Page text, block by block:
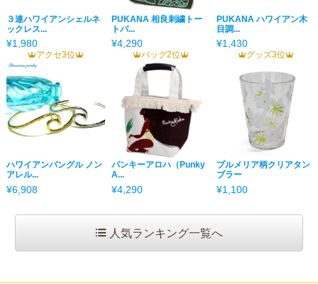
３連ハワイアンシェルネ
ックレス...
¥1,980
PUKANA 相良刺繍トー
トバ...
¥4,290
PUKANA ハワイアン木
目調...
¥1,430
アクセ3位
ハワイアンバングル ノン
アレル...
¥6,908
バッグ2位
パンキーアロハ（Punky
A...
¥4,290
グッズ3位
プルメリア柄クリアタン
ブラー
¥1,100
人気ランキング一覧へ